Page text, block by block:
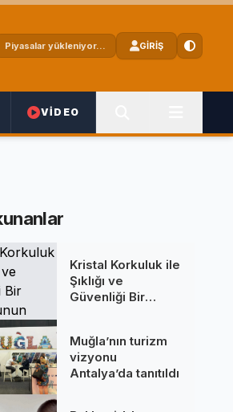
Piyasalar yükleniyor... GİRİŞ
VİDEO
Kristal Korkuluk ile
Şıklığı ve
Güvenliği Bir
Muğla’nın turizm
vizyonu
Antalya’da tanıtıldı